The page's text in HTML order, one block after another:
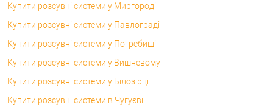
Купити розсувні системи у Миргороді
Купити розсувні системи у Павлограді
Купити розсувні системи у Погребищі
Купити розсувні системи у Вишневому
Купити розсувні системи у Білозірці
Купити розсувні системи в Чугуєві